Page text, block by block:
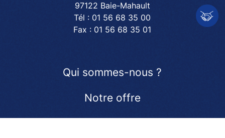
Espace
97122 Baie-Mahault
Tél : 01 56 68 35 00
Fax : 01 56 68 35 01
Qui sommes-nous ?
Notre offre